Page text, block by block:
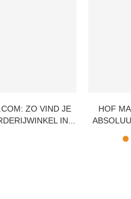
ZO VIND JE
IN...
HOF